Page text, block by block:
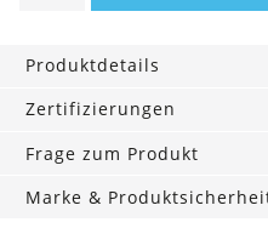
"Bike"
Menge
Produktdetails
Zertifizierungen
Frage zum Produkt
Marke &